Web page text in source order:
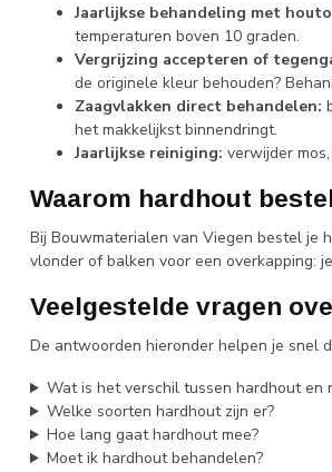
Jaarlijkse behandeling met
temperaturen boven 10 graden.
Vergrijzing accepteren of
de originele kleur behouden?
Zaagvlakken direct behandelen:
het makkelijkst binnendringt.
Jaarlijkse reiniging: verwijder
Waarom hardhout
Bij Bouwmaterialen van Viegen bestel je
vlonder of balken voor een overkapping:
Veelgestelde vragen
De antwoorden hieronder helpen je snel
Wat is het verschil tussen hardhout en
Welke soorten hardhout zijn er?
Hoe lang gaat hardhout mee?
Moet ik hardhout behandelen?